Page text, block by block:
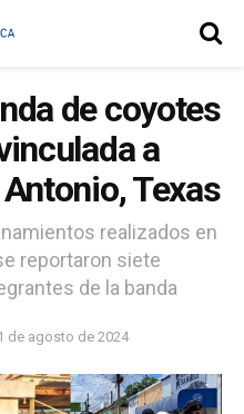
de coyotes
a
Texas
realizados en
reportaron siete
de la banda
de agosto de 2024